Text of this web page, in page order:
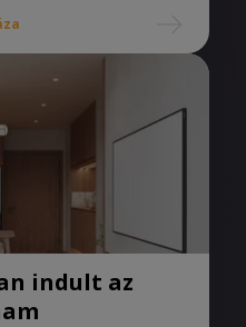
indult az